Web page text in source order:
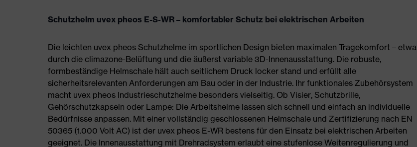
Schutzhelm uvex pheos E-S-WR – komfortabler Schutz bei elektrischen Arbeiten
Die leichten uvex pheos Schutzhelme im sportlichen Design bieten maximalen Tragekomfort – etwa
durch die climazone-Belüftung und die äußerst variable 3D-Innenausstattung. Die robuste,
formbeständige Helmschale hält auch seitlichem Druck locker stand und erfüllt alle
sicherheitsrelevanten Anforderungen am Bau oder in der Industrie. Ihr funktionales Zubehörsystem
macht uvex pheos Industrieschutzhelme besonders vielseitig. Ob Visier, Schutzbrille,
Gehörschutzkapseln oder Lampe: Die Arbeitshelme lassen sich schnell und einfach an individuelle
Bedürfnisse anpassen. Mit einer vollständig geschlossenen Helmschale und Zertifizierung nach EN
50365 (1.000 Volt AC) ist der uvex pheos E-WR bestens für den Einsatz bei elektrischen Arbeiten
geeignet. Die Innenausstattung mit Drehradsystem erlaubt eine stufenlose Weitenregulierung und